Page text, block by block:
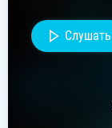
Слушать